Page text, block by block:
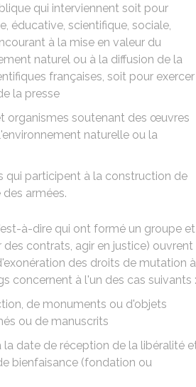
qui interviennent soit pour
éducative, scientifique, sociale,
à la mise en valeur du
naturel ou à la diffusion de la
françaises, soit pour exercer
la presse
organismes soutenant des œuvres
naturelle ou la
qui participent à la construction de
armées.
à-dire qui ont formé un groupe et
contrats, agir en justice) ouvrent
des droits de mutation à
concernent à l'un des cas suivants :
de monuments ou d'objets
ou de manuscrits
date de réception de la libéralité
bienfaisance (fondation ou